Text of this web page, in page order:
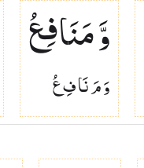
وَّ مَنَافِعُ
وَ مَ نَا فِ عُ